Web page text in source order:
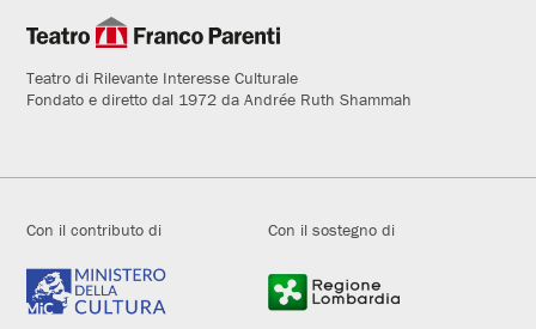
Teatro di Rilevante Interesse Culturale
Fondato e diretto dal 1972 da Andrée Ruth Shammah
Con il contributo di Con il sostegno di